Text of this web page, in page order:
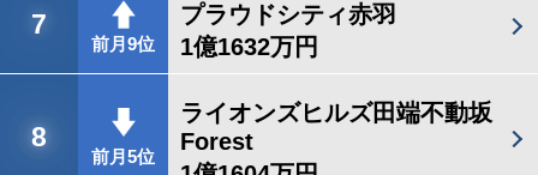
7
前月9位
プラウドシティ赤羽
1億1632万円
8
前月5位
ライオンズヒルズ田端不動坂
Forest